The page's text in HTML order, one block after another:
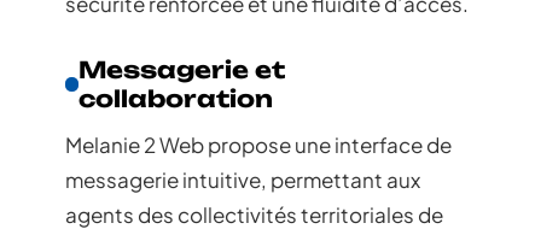
Messagerie et
collaboration
Melanie 2 Web propose une interface de
messagerie intuitive, permettant aux
agents des collectivités territoriales de